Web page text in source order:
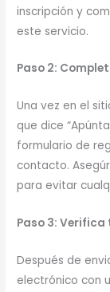
inscripción y
este servicio.
Paso 2:
Una vez en el
que dice
formulario de
contacto.
para evitar
Paso 3:
Después de
electrónico con